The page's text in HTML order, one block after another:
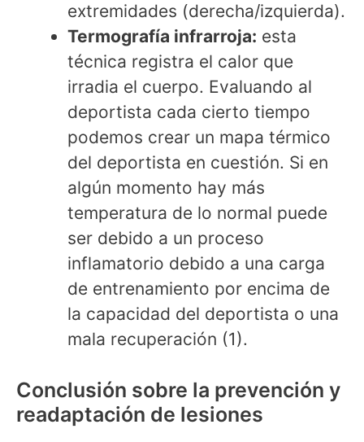
extremidades (derecha/izquierda).
Termografía infrarroja: esta
técnica registra el calor que
irradia el cuerpo. Evaluando al
deportista cada cierto tiempo
podemos crear un mapa térmico
del deportista en cuestión. Si en
algún momento hay más
temperatura de lo normal puede
ser debido a un proceso
inflamatorio debido a una carga
de entrenamiento por encima de
la capacidad del deportista o una
mala recuperación (1).
Conclusión sobre la prevención y
readaptación de lesiones